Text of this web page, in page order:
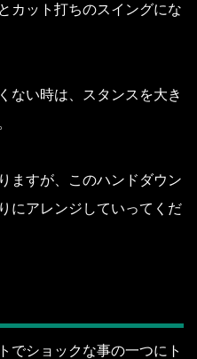
カット打ちのスイングにな
ない時は、スタンスを大き
ますが、このハンドダウン
にアレンジしていってくだ
でショックな事の一つにト